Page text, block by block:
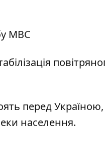
МВС
перед Україною,
населення.